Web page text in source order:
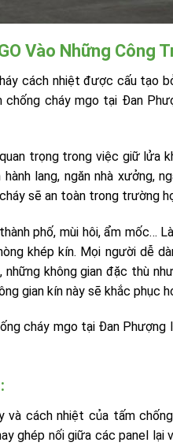
Vào Những Công
cách nhiệt được cấu tạo
chống cháy mgo tại Đan
trọng trong việc giữ lửa
lang, ngăn nhà xưởng,
sẽ an toàn trong trường
phố, mùi hôi, ẩm mốc…
khép kín. Mọi người dễ
không gian đặc thù như
gian kín này sẽ khắc phục
cháy mgo tại Đan Phượng
và cách nhiệt của tấm
ghép nối giữa các panel lại